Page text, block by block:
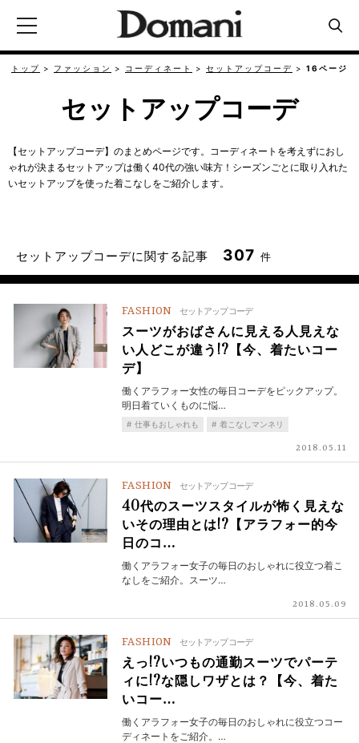
トップ ファッション コーディネート セットアップコーデ 16ページ
セットアップコーデ
【セットアップコーデ】のまとめページです。コーディネートを考えずにおし
ゃれが決まるセットアップは働く40代の強い味方！シーズンごとに取り入れた
いセットアップを使った着こなしをご紹介します。
セットアップコーデに関する記事 307 件
FASHION セットアップコーデ
スーツがおばさんに見える人見えな
い人どこが違う!?【今、着たいコー
デ】
働くアラフォー女性の毎日コーデをピックアップ。
明日着ていくものに悩…
仕事もおしゃれも 着こなしマンネリ
2018.05.11
FASHION セットアップコーデ
40代のスーツスタイルが怖く見えな
いその理由とは!?【アラフォー的今
日のコ…
働くアラフォー女子の毎日のおしゃれに役立つ着こ
なしをご紹介。スーツ…
2018.05.09
FASHION セットアップコーデ
えっ!?いつもの通勤スーツでパーテ
ィに!?な隠しワザとは？【今、着た
いコー…
働くアラフォー女子の毎日のおしゃれに役立つコー
ディネートをご紹介。…